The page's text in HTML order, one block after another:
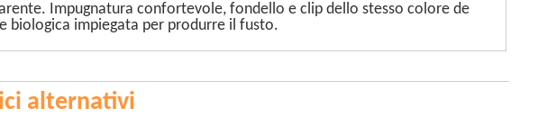
Impugnatura confortevole, fondello e clip dello stesso colore de
biologica impiegata per produrre il fusto.
alternativi